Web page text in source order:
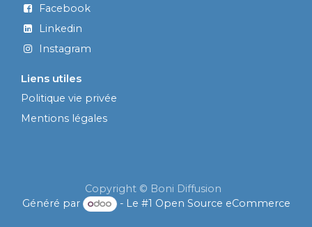
Liens utiles
Politique vie privée
Mentions légales
Facebook
Linkedin
Instagram
Copyright © Boni Diffusion
Généré par
- Le #1 Open Source eCommerce